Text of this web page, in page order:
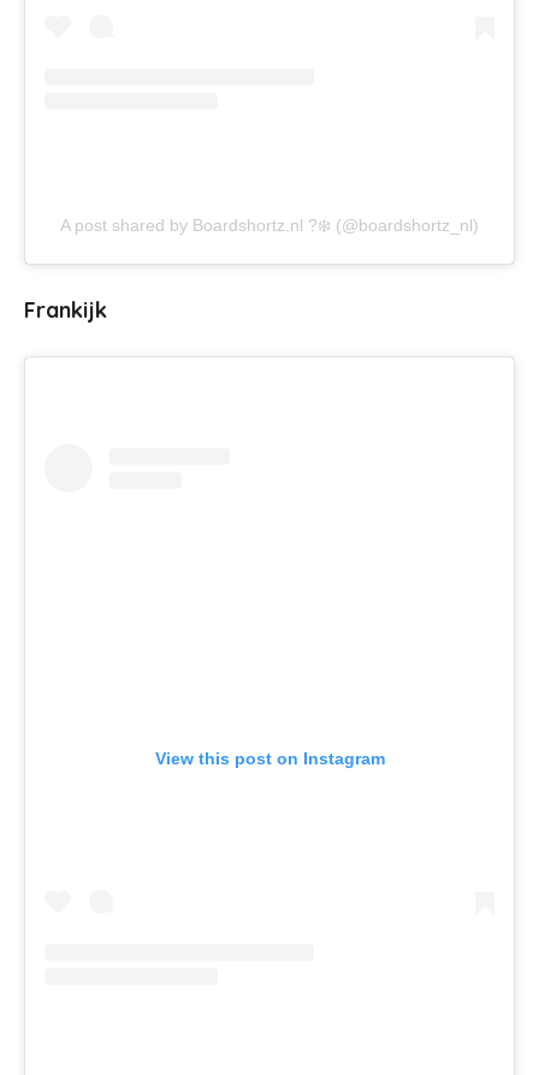
A post shared by Boardshortz.nl ?❄️ (@boardshortz_nl)
Frankijk
View this post on Instagram